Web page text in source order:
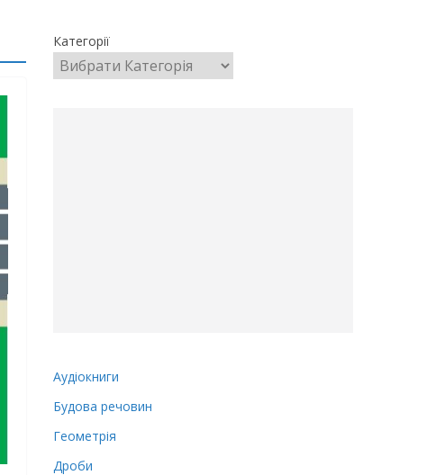
Категорії
Аудіокниги
Будова речовин
Геометрія
Дроби